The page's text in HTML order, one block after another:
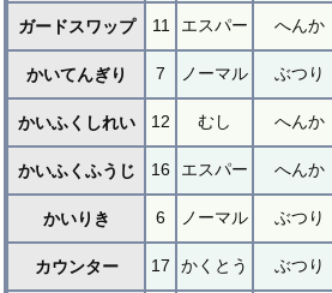
ガードスワップ 11 エスパー へんか
かいてんぎり 7 ノーマル ぶつり
かいふくしれい 12 むし へんか
かいふくふうじ 16 エスパー へんか
かいりき 6 ノーマル ぶつり
カウンター 17 かくとう ぶつり